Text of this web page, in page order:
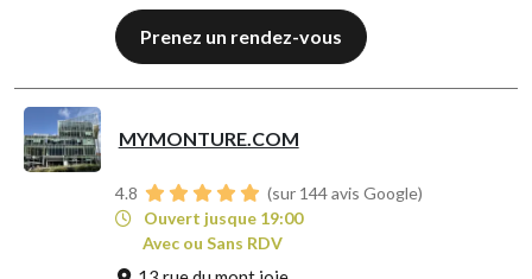
Prenez un rendez-vous
MYMONTURE.COM
4.8
(sur 144 avis Google)
Ouvert jusque 19:00
Avec ou Sans RDV